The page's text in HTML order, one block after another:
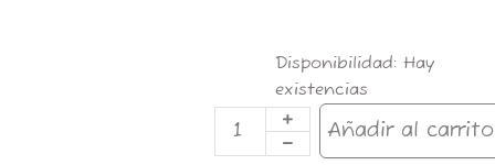
Disponibilidad: Hay
existencias
TAB.ARK
ROYAL
30grs
DOUBLE
BROWN
Añadir al carrito